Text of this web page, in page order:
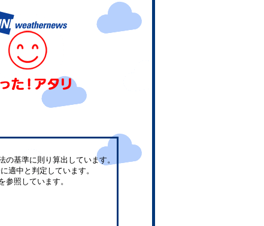
基準に則り算出しています。
適中と判定しています。
参照しています。